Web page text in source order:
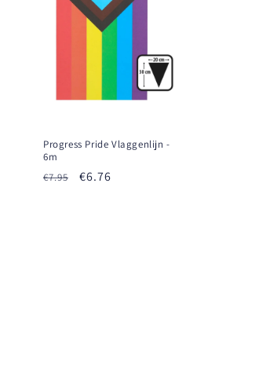
Progress Pride Vlaggenlijn -
6m
Prezzo
€7.95
Prezzo
€6.76